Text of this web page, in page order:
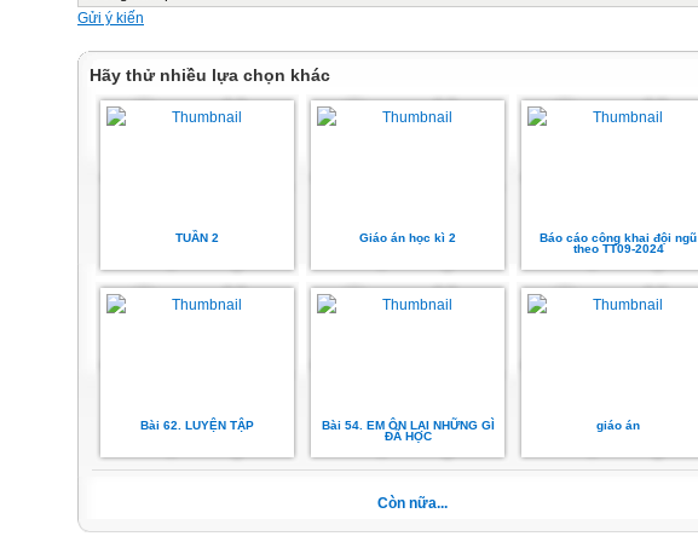
tranh. Chẳng hạn: Bức tranh vẽ 3 bạn nhỏ đang chơi với các quả bóng, bạn thứ
nhấttay phải cầm 4 quả bóng xanh, tay trái cầm 1 quả bóng đỏ, ...
-
HS nhận xét về số quả bóng ở tay phải và số quả bóng ở tay trái của mỗi
Nhận biết quan hệ lớn hơn, dấu >
GV hướng dẫn HS thực hiện lần lượt các thao tác sau:
có1 quả bóng, số bóng bên trái nhiều hơn số bóng bên phải”.
1”,viết 4 > 1. Dấu > đọc là “lớn hơn”.
Gửi ý kiến
Hãy thử nhiều lựa chọn khác
TUẦN 2 Giáo án học kì 2
Báo cáo công khai đội ngũ
theo TT09-2024
Bài 62. LUYỆN TẬP
Bài 54. EM ÔN LẠI NHỮNG GÌ
ĐÃ HỌC
giáo án
Còn nữa...